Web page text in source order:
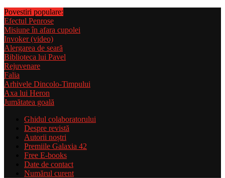
Povestiri populare:
Efectul Penrose
Misiune în afara cupolei
Invoker (video)
Alergarea de seară
Biblioteca lui Pavel
Rejuvenare
Falia
Arhivele Dincolo-Timpului
Axa lui Heron
Jumătatea goală
Ghidul colaboratorului
Despre revistă
Autorii noștri
Premiile Galaxia 42
Free E-books
Date de contact
Numărul curent